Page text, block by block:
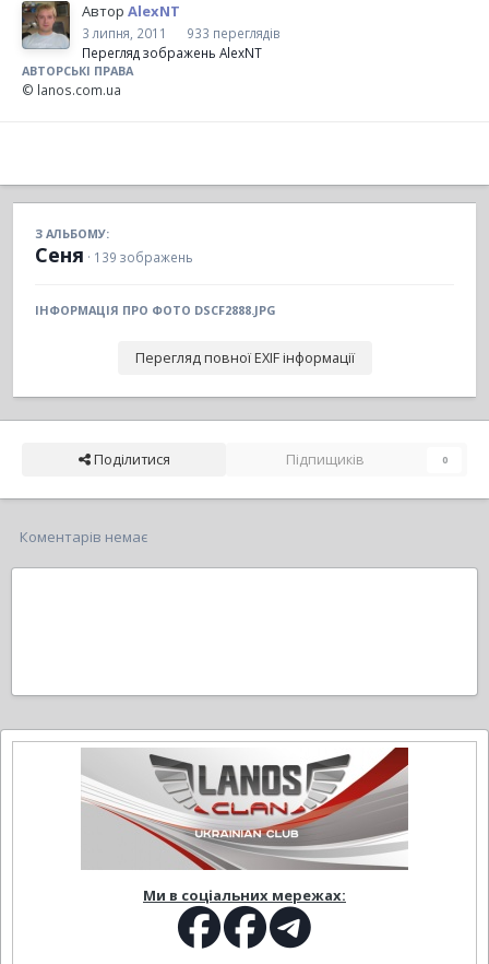
Автор AlexNT
3 липня, 2011
933 переглядів
Перегляд зображень AlexNT
АВТОРСЬКІ ПРАВА
© lanos.com.ua
З АЛЬБОМУ:
Сеня · 139 зображень
ІНФОРМАЦІЯ ПРО ФОТО DSCF2888.JPG
Перегляд повної EXIF інформації
Поділитися Підпищиків 0
Коментарів немає
Ми в соціальних мережах: